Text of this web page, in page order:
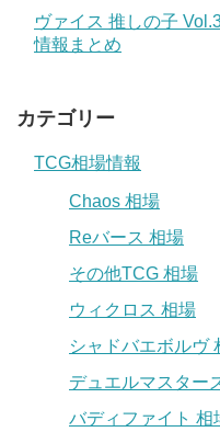
ヴァイス 推しの子
情報まとめ
カテゴリー
TCG相場情報
Chaos 相場
Reバース 相場
その他TCG 相場
ウィクロス 相場
シャドバエボルヴ
デュエルマスター
バディファイト 相